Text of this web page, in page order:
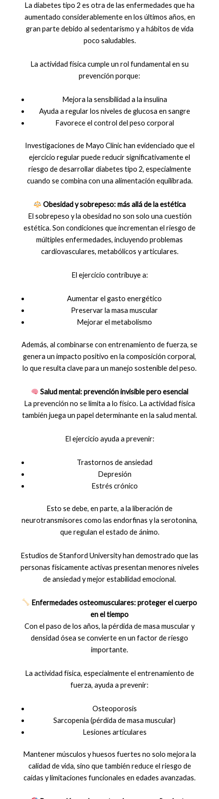
La diabetes tipo 2 es otra de las enfermedades que ha
aumentado considerablemente en los últimos años, en
gran parte debido al sedentarismo y a hábitos de vida
poco saludables.
La actividad física cumple un rol fundamental en su
prevención porque:
Mejora la sensibilidad a la insulina
Ayuda a regular los niveles de glucosa en sangre
Favorece el control del peso corporal
Investigaciones de Mayo Clinic han evidenciado que el
ejercicio regular puede reducir significativamente el
riesgo de desarrollar diabetes tipo 2, especialmente
cuando se combina con una alimentación equilibrada.
Obesidad y sobrepeso: más allá de la estética
El sobrepeso y la obesidad no son solo una cuestión
estética. Son condiciones que incrementan el riesgo de
múltiples enfermedades, incluyendo problemas
cardiovasculares, metabólicos y articulares.
El ejercicio contribuye a:
Aumentar el gasto energético
Preservar la masa muscular
Mejorar el metabolismo
Además, al combinarse con entrenamiento de fuerza, se
genera un impacto positivo en la composición corporal,
lo que resulta clave para un manejo sostenible del peso.
Salud mental: prevención invisible pero esencial
La prevención no se limita a lo físico. La actividad física
también juega un papel determinante en la salud mental.
El ejercicio ayuda a prevenir:
Trastornos de ansiedad
Depresión
Estrés crónico
Esto se debe, en parte, a la liberación de
neurotransmisores como las endorfinas y la serotonina,
que regulan el estado de ánimo.
Estudios de Stanford University han demostrado que las
personas físicamente activas presentan menores niveles
de ansiedad y mejor estabilidad emocional.
Enfermedades osteomusculares: proteger el cuerpo
en el tiempo
Con el paso de los años, la pérdida de masa muscular y
densidad ósea se convierte en un factor de riesgo
importante.
La actividad física, especialmente el entrenamiento de
fuerza, ayuda a prevenir:
Osteoporosis
Sarcopenia (pérdida de masa muscular)
Lesiones articulares
Mantener músculos y huesos fuertes no solo mejora la
calidad de vida, sino que también reduce el riesgo de
caídas y limitaciones funcionales en edades avanzadas.